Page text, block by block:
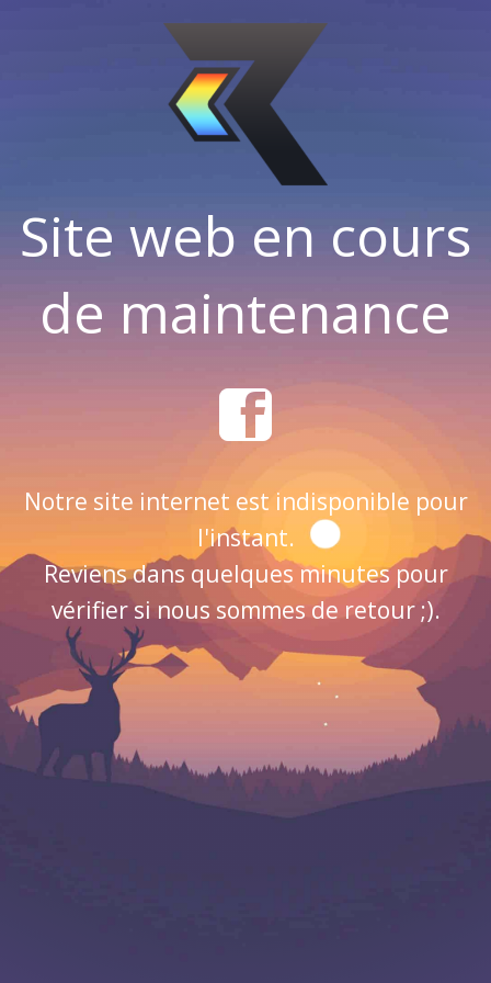
Site web en cours
de maintenance
Notre site internet est indisponible pour
l'instant.
Reviens dans quelques minutes pour
vérifier si nous sommes de retour ;).